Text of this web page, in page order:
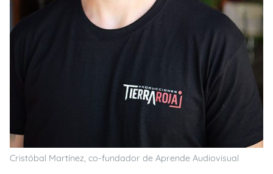
Cristóbal Martínez, co-fundador de Aprende Audiovisual